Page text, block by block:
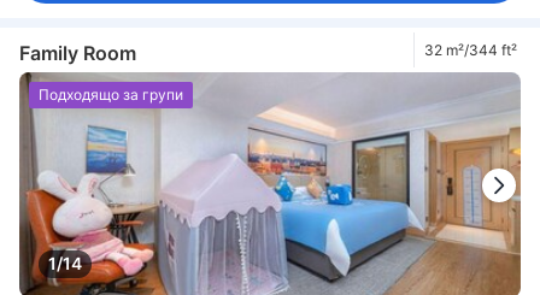
Family Room 32 m²/344 ft²
1/14
Подходящо за групи